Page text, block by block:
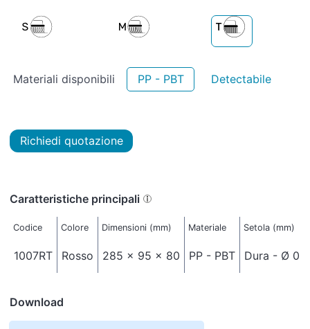
Materiali disponibili PP - PBT Detectabile
Richiedi quotazione
Caratteristiche principali
Codice Colore Dimensioni (mm) Materiale Setola (mm)
1007RT Rosso 285 x 95 x 80 PP - PBT Dura - Ø
Download